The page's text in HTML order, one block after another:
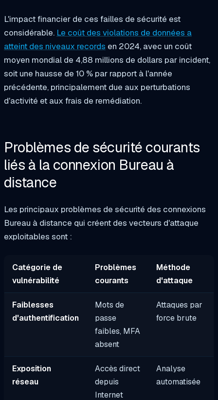
L'impact financier de ces failles de sécurité est
considérable. Le coût des violations de données a
atteint des niveaux records en 2024, avec un coût
moyen mondial de 4,88 millions de dollars par incident,
soit une hausse de 10 % par rapport à l'année
précédente, principalement due aux perturbations
d'activité et aux frais de remédiation.
Problèmes de sécurité courants
liés à la connexion Bureau à
distance
Les principaux problèmes de sécurité des connexions
Bureau à distance qui créent des vecteurs d'attaque
exploitables sont :
Catégorie de
vulnérabilité
Problèmes
courants
Méthode
d'attaque
Faiblesses
d'authentification
Mots de
passe
faibles, MFA
absent
Attaques par
force brute
Exposition
réseau
Accès direct
depuis
Internet
Analyse
automatisée